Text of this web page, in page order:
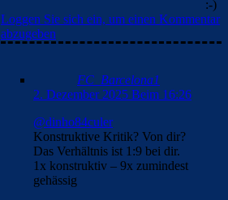
Loggen Sie sich ein, um einen Kommentar
abzugeben
FC_Barcelona1
2. Dezember 2025 Beim 16:26
@dinho84culer
Konstruktive Kritik? Von dir?
Das Verhältnis ist 1:9 bei dir.
1x konstruktiv – 9x zumindest
gehässig